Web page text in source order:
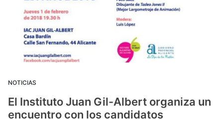
NOTICIAS
El Instituto Juan Gil-Albert organiza un
encuentro con los candidatos